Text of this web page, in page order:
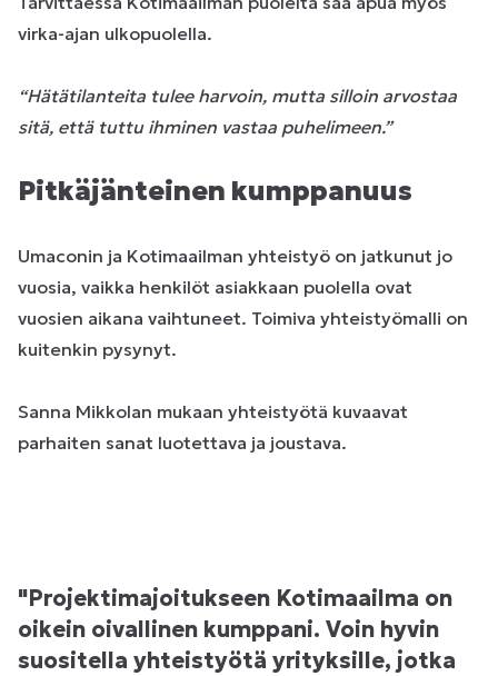
virka-ajan ulkopuolella.
“Hätätilanteita tulee harvoin, mutta silloin arvostaa
sitä, että tuttu ihminen vastaa puhelimeen.”
Pitkäjänteinen kumppanuus
Umaconin ja Kotimaailman yhteistyö on jatkunut jo
vuosia, vaikka henkilöt asiakkaan puolella ovat
vuosien aikana vaihtuneet. Toimiva yhteistyömalli on
kuitenkin pysynyt.
Sanna Mikkolan mukaan yhteistyötä kuvaavat
parhaiten sanat luotettava ja joustava.
"Projektimajoitukseen Kotimaailma on
oikein oivallinen kumppani. Voin hyvin
suositella yhteistyötä yrityksille, jotka